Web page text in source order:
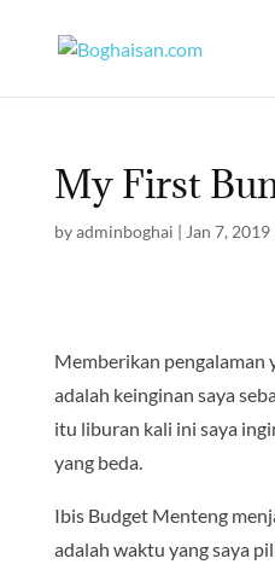
My First
byadminboghai | Jan 7, 2019
Memberikan pengalaman
adalah keinginan saya
itu liburan kali ini saya
yang beda.
Ibis Budget Menteng
adalah waktu yang saya